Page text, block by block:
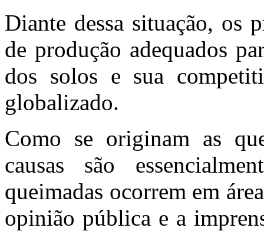
Diante dessa situação, os
de produção adequados
dos solos e sua
globalizado.
Como se originam as
causas são
queimadas ocorrem em
opinião pública e a